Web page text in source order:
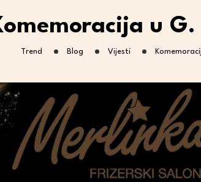
u
Trend Blog Vijesti